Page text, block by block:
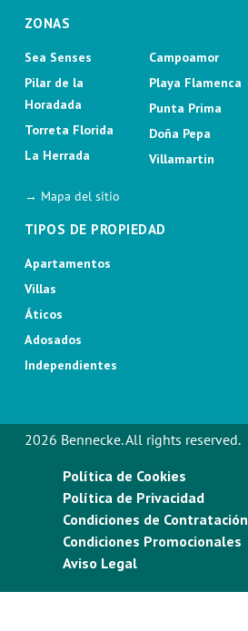
ZONAS
Sea Senses
Pilar de la
Horadada
Torreta Florida
La Herrada
Campoamor
Playa Flamenca
Punta Prima
Doña Pepa
Villamartin
→ Mapa del sitio
TIPOS DE PROPIEDAD
Apartamentos
Villas
Áticos
Adosados
Independientes
2026 Bennecke. All rights reserved.
Política de Cookies
Política de Privacidad
Condiciones de Contratación
Condiciones Promocionales
Aviso Legal